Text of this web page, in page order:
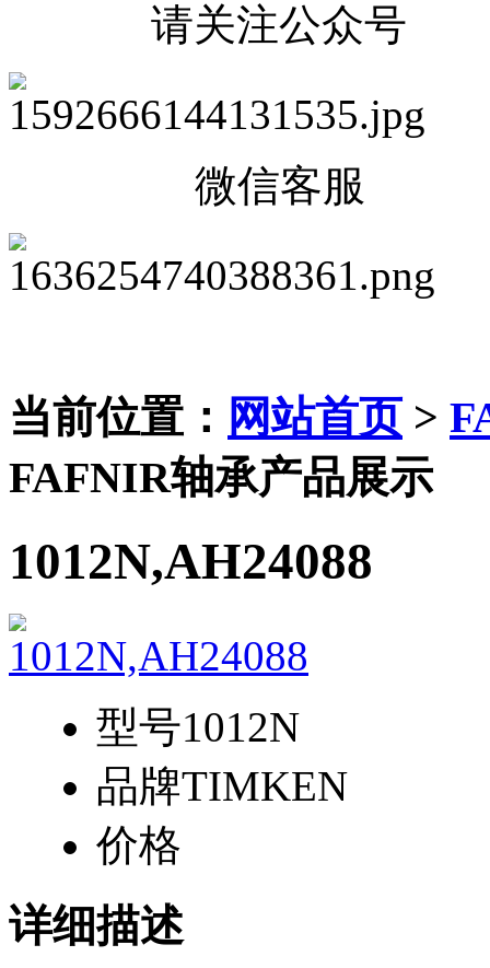
请关注公众号
微信客服
当前位置： 网站首页>
FAFNIR轴承产品展示
1012N,AH24088
型号1012N
品牌TIMKEN
价格
详细描述